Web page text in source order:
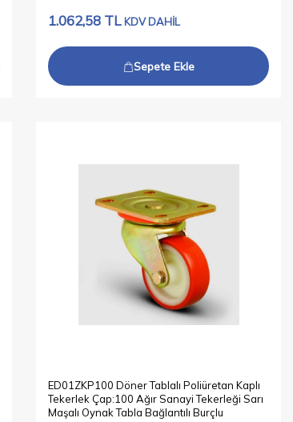
1.062,58 TL KDV DAHİL
Sepete Ekle
ED01ZKP100 Döner Tablalı Poliüretan Kaplı
Tekerlek Çap:100 Ağır Sanayi Tekerleği Sarı
Maşalı Oynak Tabla Bağlantılı Burçlu